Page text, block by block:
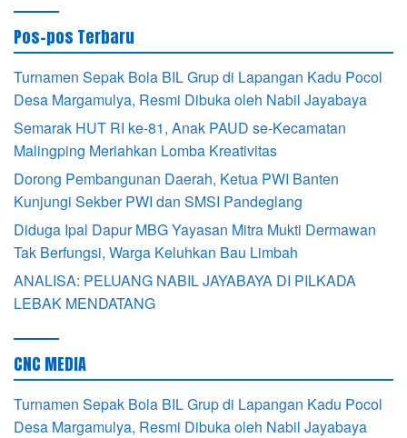
Pos-pos Terbaru
Turnamen Sepak Bola BIL Grup di Lapangan Kadu Pocol
Desa Margamulya, Resmi Dibuka oleh Nabil Jayabaya
Semarak HUT RI ke-81, Anak PAUD se-Kecamatan
Malingping Meriahkan Lomba Kreativitas
Dorong Pembangunan Daerah, Ketua PWI Banten
Kunjungi Sekber PWI dan SMSI Pandeglang
Diduga Ipal Dapur MBG Yayasan Mitra Mukti Dermawan
Tak Berfungsi, Warga Keluhkan Bau Limbah
ANALISA: PELUANG NABIL JAYABAYA DI PILKADA
LEBAK MENDATANG
CNC MEDIA
Turnamen Sepak Bola BIL Grup di Lapangan Kadu Pocol
Desa Margamulya, Resmi Dibuka oleh Nabil Jayabaya